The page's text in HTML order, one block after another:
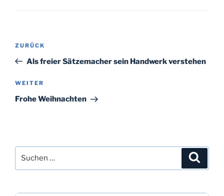
Beitragsnavigation
Vorheriger
Beitrag
ZURÜCK
Als freier Sätzemacher sein Handwerk verstehen
Nächster
Beitrag
WEITER
Frohe Weihnachten
nach: